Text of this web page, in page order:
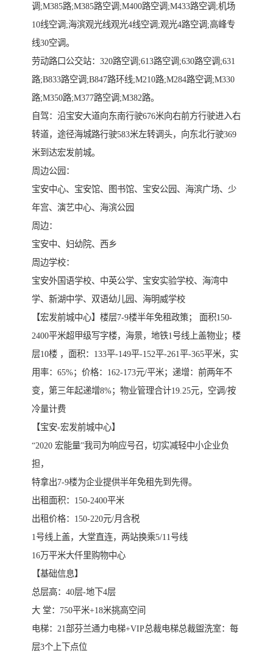
调;M385路;M385路空调;M400路空调;M433路空调;机场
10线空调;海滨观光线观光4线空调;观光4路空调;高峰专
线30空调。
劳动路口公交站：320路空调;613路空调;630路空调;631
路;B833路空调;B847路环线;M210路;M284路空调;M330
路;M350路;M377路空调;M382路。
自驾：沿宝安大道向东南行驶676米向右前方行驶进入右
转道，途径海城路行驶583米左转调头，向东北行驶369
米到达宏发前城。
周边公园：
宝安中心、宝安馆、图书馆、宝安公园、海滨广场、少
年宫、演艺中心、海滨公园
周边：
宝安中、妇幼院、西乡
周边学校：
宝安外国语学校、中英公学、宝安实验学校、海湾中
学、新湖中学、双语幼儿园、海明威学校
【宏发前城中心】楼层7-9楼半年免租政策； 面积150-
2400平米超甲级写字楼，海景，地铁1号线上盖物业；楼
层10楼 ，面积：133平-149平-152平-261平-365平米，实
用率：65%；价格：162-173元/平米；递增：前两年不
变，第三年起递增8%；物业管理合计19.25元，空调/按
冷量计费
【宝安-宏发前城中心】
“2020 宏能量”我司为响应号召，切实减轻中小企业负
担，
特拿出7-9楼为企业提供半年免租先到先得。
出租面积：150-2400平米
出租价格：150-220元/月含税
1号线上盖，大堂直连，两站换乘5/11号线
16万平米大仟里购物中心
【基础信息】
总层高：40层-地下4层
大 堂：750平米+18米挑高空间
电梯：21部芬兰通力电梯+VIP总裁电梯总裁盥洗室：每
层3个上下点位